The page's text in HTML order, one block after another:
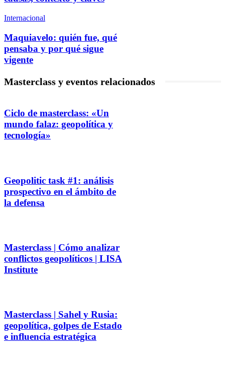
Internacional
Maquiavelo: quién fue, qué
pensaba y por qué sigue
vigente
Masterclass y eventos relacionados
Ciclo de masterclass: «Un
mundo falaz: geopolítica y
tecnología»
Geopolitic task #1: análisis
prospectivo en el ámbito de
la defensa
Masterclass | Cómo analizar
conflictos geopolíticos | LISA
Institute
Masterclass | Sahel y Rusia:
geopolítica, golpes de Estado
e influencia estratégica